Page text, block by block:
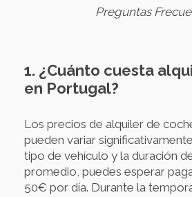
Preguntas
1. ¿Cuánto cuesta
en Portugal?
Los precios de alquiler de
pueden variar
tipo de vehículo y la duración
promedio, puedes esperar
50€ por día. Durante la